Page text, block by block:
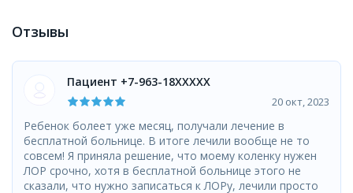
Отзывы
Пациент +7-963-18XXXXX
20 окт, 2023
Ребенок болеет уже месяц, получали лечение в
бесплатной больнице. В итоге лечили вообще не то
совсем! Я приняла решение, что моему коленку нужен
ЛОР срочно, хотя в бесплатной больнице этого не
сказали, что нужно записаться к ЛОРу, лечили просто